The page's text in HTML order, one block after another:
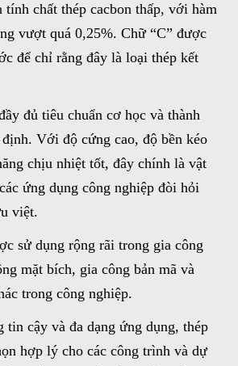
tính chất thép cacbon thấp, với hàm
vượt quá 0,25%. Chữ “C” được
để chỉ rằng đây là loại thép kết
đủ tiêu chuẩn cơ học và thành
Với độ cứng cao, độ bền kéo
chịu nhiệt tốt, đây chính là vật
ứng dụng công nghiệp đòi hỏi
việt.
sử dụng rộng rãi trong gia công
mặt bích, gia công bản mã và
trong công nghiệp.
tin cậy và đa dạng ứng dụng, thép
hợp lý cho các công trình và dự